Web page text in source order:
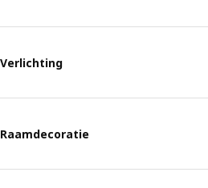
Verlichting
Raamdecoratie